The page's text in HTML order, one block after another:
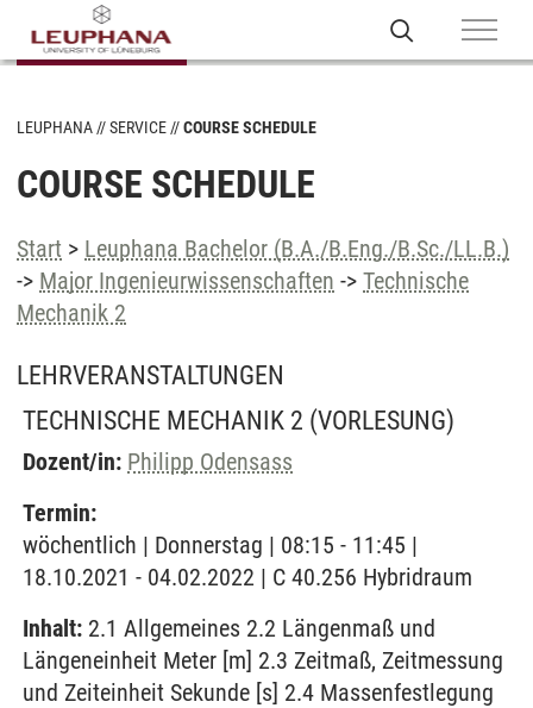
LEUPHANA SERVICE COURSE SCHEDULE
COURSE SCHEDULE
Start > Leuphana Bachelor (B.A./B.Eng./B.Sc./LL.B.)
-> Major Ingenieurwissenschaften -> Technische
Mechanik 2
LEHRVERANSTALTUNGEN
TECHNISCHE MECHANIK 2 (VORLESUNG)
Dozent/in: Philipp Odensass
Termin:
wöchentlich | Donnerstag | 08:15 - 11:45 |
18.10.2021 - 04.02.2022 | C 40.256 Hybridraum
Inhalt: 2.1 Allgemeines 2.2 Längenmaß und
Längeneinheit Meter [m] 2.3 Zeitmaß, Zeitmessung
und Zeiteinheit Sekunde [s] 2.4 Massenfestlegung